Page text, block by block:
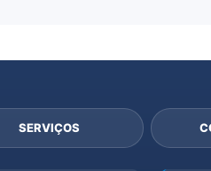
SERVIÇOS